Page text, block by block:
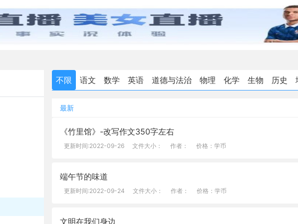
不限 语文 数学 英语 道德与法治 物理 化学 生物 历史
最新
《竹里馆》-改写作文350字左右
更新时间:2022-09-26 文件大小： 作者： 价格：学币
端午节的味道
更新时间:2022-09-24 文件大小： 作者： 价格：学币
文明在我们身边